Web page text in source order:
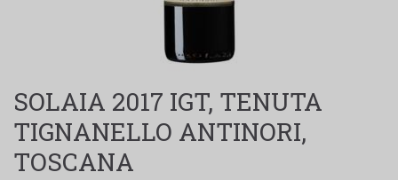
SOLAIA 2017 IGT, TENUTA
TIGNANELLO ANTINORI,
TOSCANA